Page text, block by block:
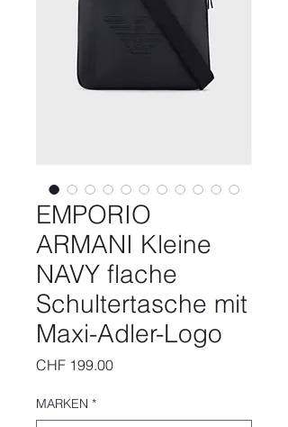
EMPORIO
ARMANI Kleine
NAVY flache
Schultertasche mit
Maxi-Adler-Logo
CHF 199.00Preis
MARKEN *